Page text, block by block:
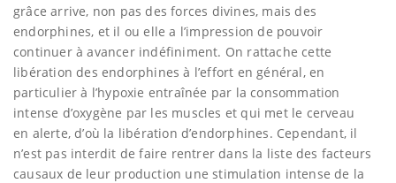
grâce arrive, non pas des forces divines, mais des
endorphines, et il ou elle a l’impression de pouvoir
continuer à avancer indéfiniment. On rattache cette
libération des endorphines à l’effort en général, en
particulier à l’hypoxie entraînée par la consommation
intense d’oxygène par les muscles et qui met le cerveau
en alerte, d’où la libération d’endorphines. Cependant, il
n’est pas interdit de faire rentrer dans la liste des facteurs
causaux de leur production une stimulation intense de la